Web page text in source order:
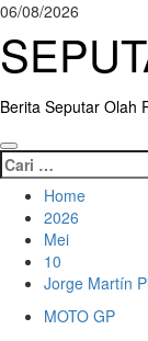
Skip
content
06/08/2026
Berita Seputar Olah
Primary
Menu
Cari
untuk:
Home
2026
Mei
10
Jorge Martín
MOTO GP